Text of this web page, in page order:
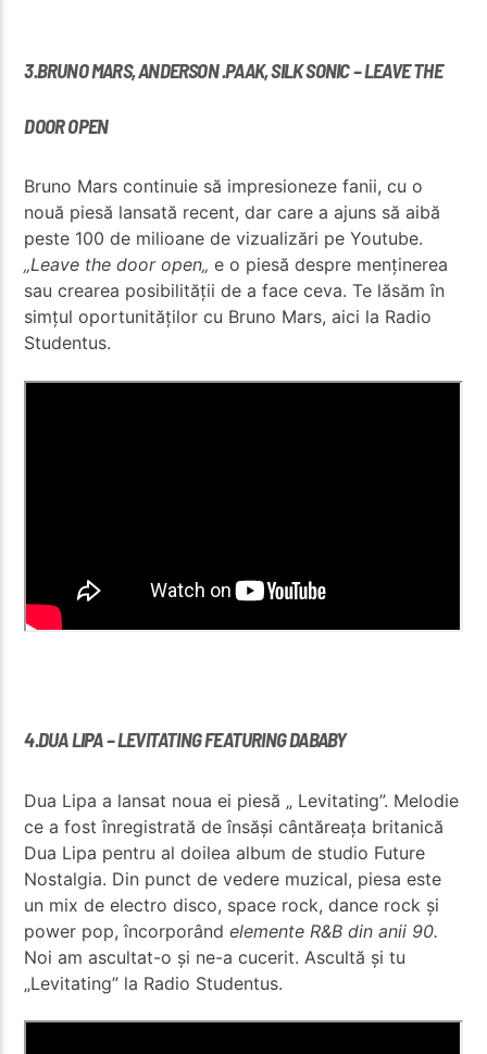
3.BRUNO MARS, ANDERSON .PAAK, SILK SONIC – LEAVE THE
DOOR OPEN
Bruno Mars continuie să impresioneze fanii, cu o
nouă piesă lansată recent, dar care a ajuns să aibă
peste 100 de milioane de vizualizări pe Youtube.
„Leave the door open„ e o piesă despre menținerea
sau crearea posibilității de a face ceva.Te lăsăm în
simțul oportunităților cu Bruno Mars, aici la Radio
Studentus.
4.DUA LIPA – LEVITATING FEATURING DABABY
Dua Lipaa lansat noua ei piesă „ Levitating”. Melodie
ce a fost înregistrată de însăși cântăreața britanică
Dua Lipa pentru al doilea album de studio Future
Nostalgia. Din punct de vedere muzical, piesa este
un mix de electro disco, space rock, dance rock și
power pop, încorporândelemente R&B din anii 90.
Noi am ascultat-o și ne-a cucerit. Ascultă și tu
„Levitating” la Radio Studentus.